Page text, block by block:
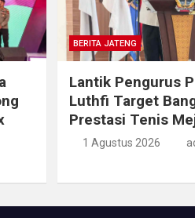
BERITA JATENG
Lantik Pengurus
Luthfi Target
Prestasi Tenis
1 Agustus 2026